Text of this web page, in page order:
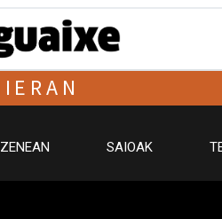
SAIOAK